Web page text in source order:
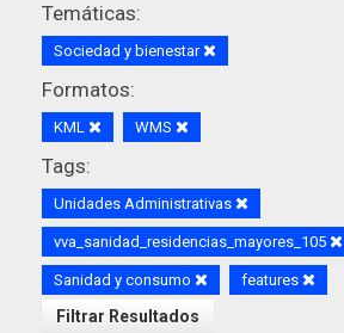
Temáticas:
Sociedad y bienestar
Formatos:
KML WMS
Tags:
Unidades Administrativas
vva_sanidad_residencias_mayores_105
Sanidad y consumo features
Filtrar Resultados